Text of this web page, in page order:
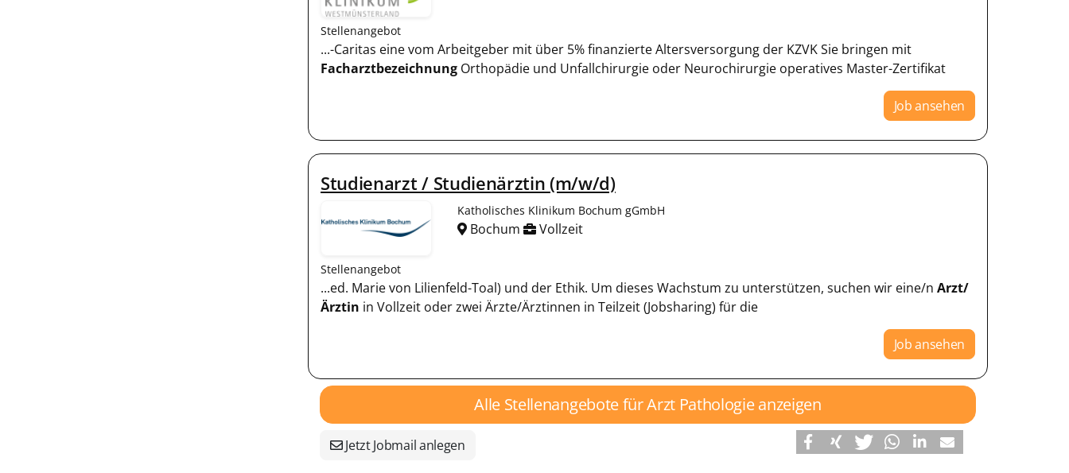
Stellenangebot
...-Caritas eine vom Arbeitgeber mit über 5% finanzierte Altersversorgung der KZVK Sie bringen mit
Facharztbezeichnung Orthopädie und Unfallchirurgie oder Neurochirurgie operatives Master-Zertifikat
Job ansehen
Studienarzt / Studienärztin (m/w/d)
Katholisches Klinikum Bochum gGmbH
Bochum Vollzeit
Stellenangebot
...ed. Marie von Lilienfeld-Toal) und der Ethik. Um dieses Wachstum zu unterstützen, suchen wir eine/n Arzt/
Ärztin in Vollzeit oder zwei Ärzte/Ärztinnen in Teilzeit (Jobsharing) für die
Job ansehen
Alle Stellenangebote für Arzt Pathologie anzeigen
Jetzt Jobmail anlegen